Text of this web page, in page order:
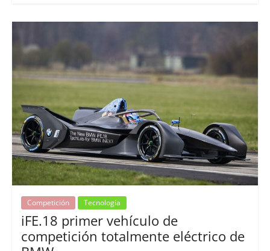
Competición Tecnología
iFE.18 primer vehículo de
competición totalmente eléctrico de